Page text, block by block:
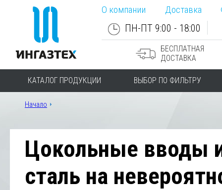
О компании Доставка
ПН-ПТ 9:00 - 18:00
БЕСПЛАТНАЯ
ДОСТАВКА
КАТАЛОГ ПРОДУКЦИИ ВЫБОР ПО ФИЛЬТРУ
Начало
Цокольные вводы
сталь на